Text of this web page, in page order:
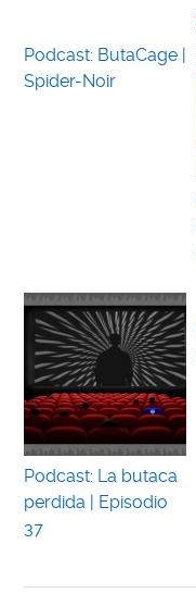
Podcast: ButaCage |
Spider-Noir
Podcast: La butaca
perdida | Episodio
37